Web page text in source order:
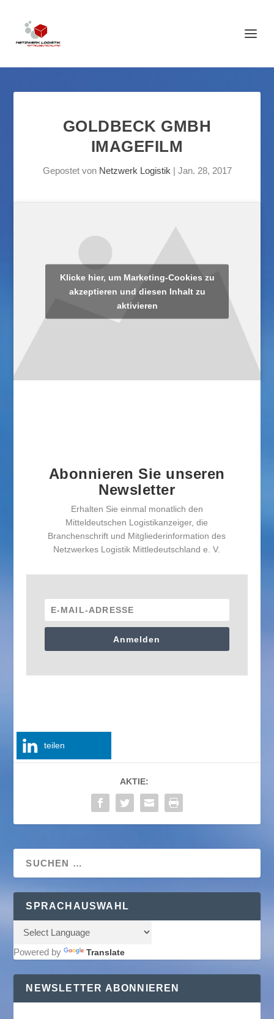
GOLDBECK GMBH
IMAGEFILM
Gepostet von Netzwerk Logistik | Jan. 28, 2017
Klicke hier, um Marketing-Cookies zu
akzeptieren und diesen Inhalt zu
aktivieren
Abonnieren Sie unseren
Newsletter
Erhalten Sie einmal monatlich den
Mitteldeutschen Logistikanzeiger, die
Branchenschrift und Mitgliederinformation des
Netzwerkes Logistik Mittledeutschland e. V.
Anmelden
teilen
AKTIE:
SPRACHAUSWAHL
Powered by Translate
NEWSLETTER ABONNIEREN